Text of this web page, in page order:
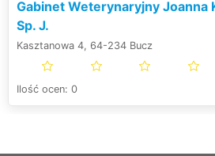
Gabinet Weterynaryjny Joanna
Sp. J.
Kasztanowa 4, 64-234 Bucz
Ilość ocen: 0